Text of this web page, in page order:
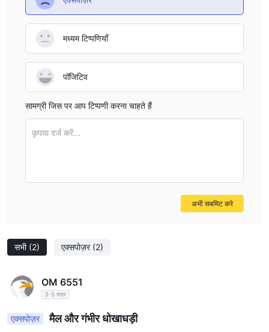
सभी (2) एक्सपोज़र (2)
OM 6551
3-5 साल
एक्सपोज़र मैल और गंभीर धोखाधड़ी
मध्यम टिप्पणियाँ
पॉजिटिव
सामग्री जिस पर आप टिप्पणी करना चाहते हैं
कृपया दर्ज करें...
अभी सबमिट करे